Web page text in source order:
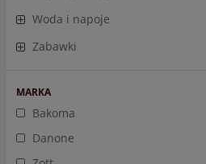
Woda i napoje
Zabawki
MARKA
Bakoma
Danone